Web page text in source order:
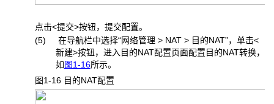
点击<提交>按钮，提交配置。
(5) 在导航栏中选择“网络管理 > NAT > 目的NAT”，单击<
新建>按钮，进入目的NAT配置页面配置目的NAT转换，
如图1-16所示。
图1-16 目的NAT配置